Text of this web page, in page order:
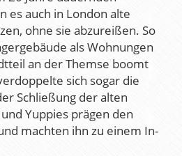
es auch in London alte
ohne sie abzureißen. So
als Wohnungen
an der Themse boomt
sich sogar die
Schließung der alten
Yuppies prägen den
machten ihn zu einem In-